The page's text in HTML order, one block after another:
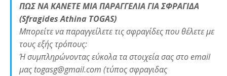
ΠΩΣ ΝΑ ΚΑΝΕΤΕ ΜΙΑ ΠΑΡΑΓΓΕΛΙΑ ΓΙΑ ΣΦΡΑΓΙΔΑ
(Sfragides Athina TOGAS)
Μπορείτε να παραγγείλετε τις σφραγίδες που θέλετε με
τους εξής τρόπους:
Ή συμπληρώνοντας εύκολα τα στοιχεία σας στο email
μας togasg@gmail.com (τύπος σφραγιδας